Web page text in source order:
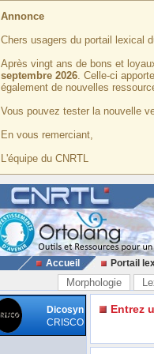
Annonce
Chers usagers du portail lexical
Après vingt ans de bons et
septembre 2026. Celle-ci
également de nouvelles
Vous pouvez tester la nouvelle
En vous remerciant,
L'équipe du CNRTL
Accueil Portail
Morphologie
Dicosyn
CRISCO
Entrez